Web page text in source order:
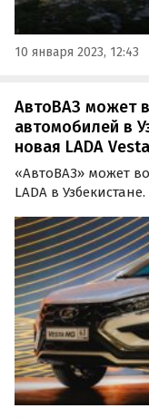
10 января 2023, 12:43
АвтоВАЗ может
автомобилей в
новая LADA Vesta
«АвтоВАЗ» может
LADA в
журналистам
ходе
«Иннопром.